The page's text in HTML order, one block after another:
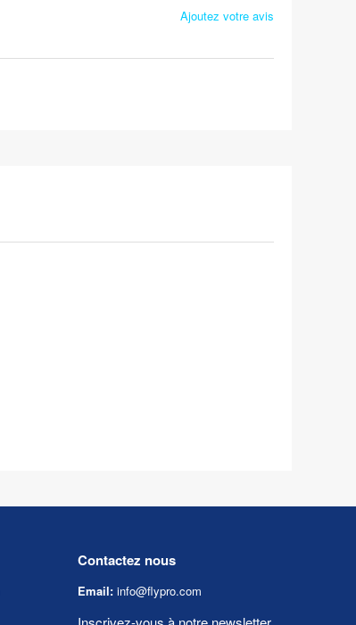
Ajoutez votre avis
Contactez nous
Email: info@flypro.com